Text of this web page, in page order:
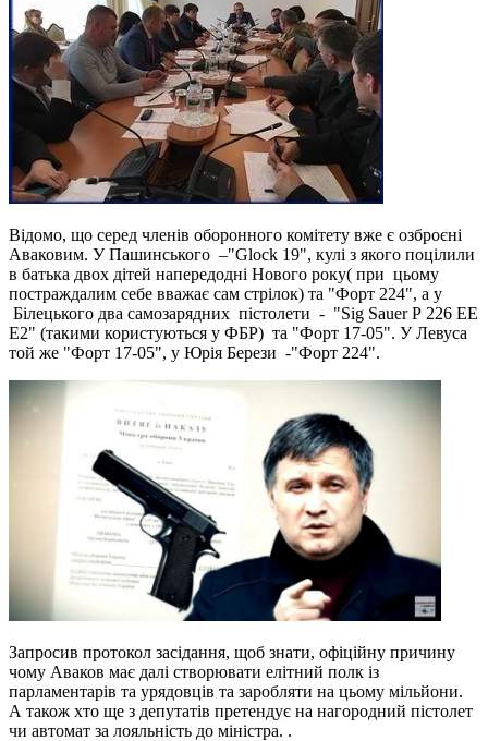
Відомо, що серед членів оборонного комітету вже є озброєні
Аваковим. У Пашинського –"Glock 19", кулі з якого поцілили
в батька двох дітей напередодні Нового року( при цьому
постраждалим себе вважає сам стрілок) та "Форт 224", а у
Білецького два самозарядних пістолети - "Sig Sauer Р 226 ЕЕ
Е2" (такими користуються у ФБР) та "Форт 17-05". У Левуса
той же "Форт 17-05", у Юрія Берези -"Форт 224".
Запросив протокол засідання, щоб знати, офіційну причину
чому Аваков має далі створювати елітний полк із
парламентарів та урядовців та заробляти на цьому мільйони.
А також хто ще з депутатів претендує на нагородний пістолет
чи автомат за лояльність до міністра. .